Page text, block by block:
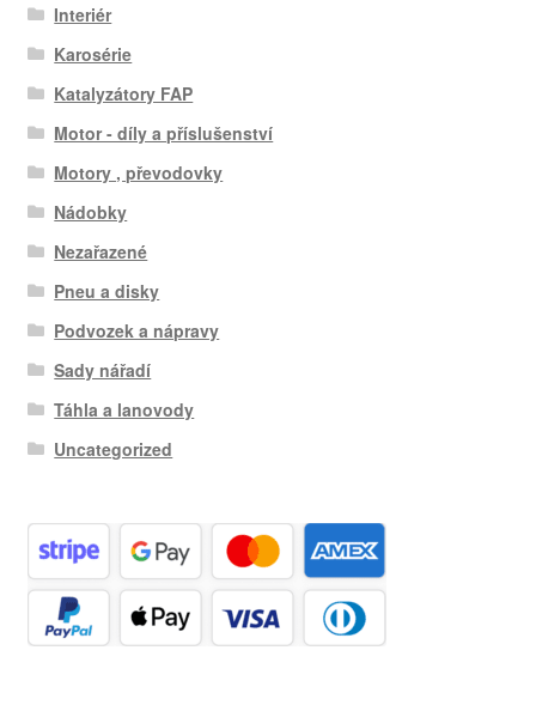
Interiér
Karosérie
Katalyzátory FAP
Motor - díly a příslušenství
Motory , převodovky
Nádobky
Nezařazené
Pneu a disky
Podvozek a nápravy
Sady nářadí
Táhla a lanovody
Uncategorized